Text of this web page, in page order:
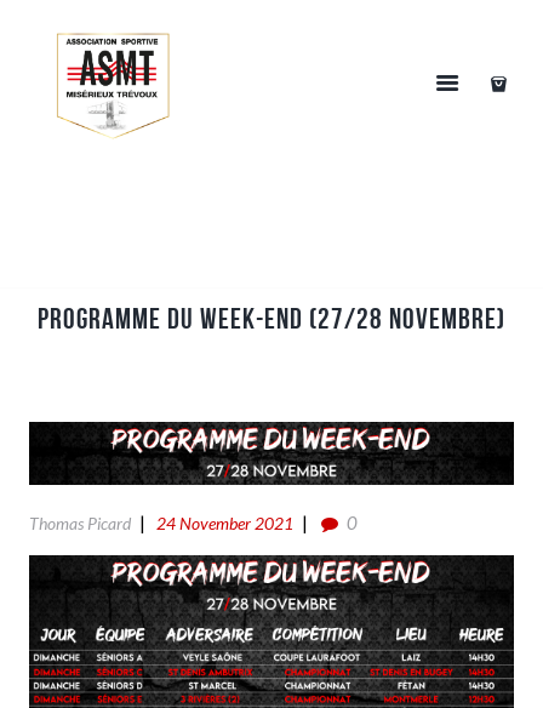
Programme du week-end (27/28 Novembre)
Thomas Picard 24 November 2021 0